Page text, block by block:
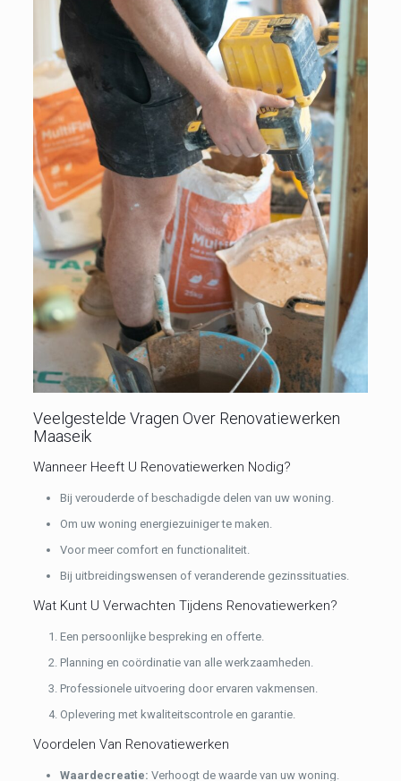
Veelgestelde Vragen Over Renovatiewerken
Maaseik
Wanneer Heeft U Renovatiewerken Nodig?
Bij verouderde of beschadigde delen van uw woning.
Om uw woning energiezuiniger te maken.
Voor meer comfort en functionaliteit.
Bij uitbreidingswensen of veranderende gezinssituaties.
Wat Kunt U Verwachten Tijdens Renovatiewerken?
Een persoonlijke bespreking en offerte.
Planning en coördinatie van alle werkzaamheden.
Professionele uitvoering door ervaren vakmensen.
Oplevering met kwaliteitscontrole en garantie.
Voordelen Van Renovatiewerken
Waardecreatie: Verhoogt de waarde van uw woning.